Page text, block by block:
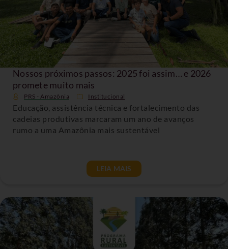
Nossos próximos passos: 2025 foi assim… e 2026
promete muito mais
PRS - Amazônia Institucional
Educação, assistência técnica e fortalecimento das
cadeias produtivas marcaram um ano de avanços
rumo a uma Amazônia mais sustentável
LEIA MAIS